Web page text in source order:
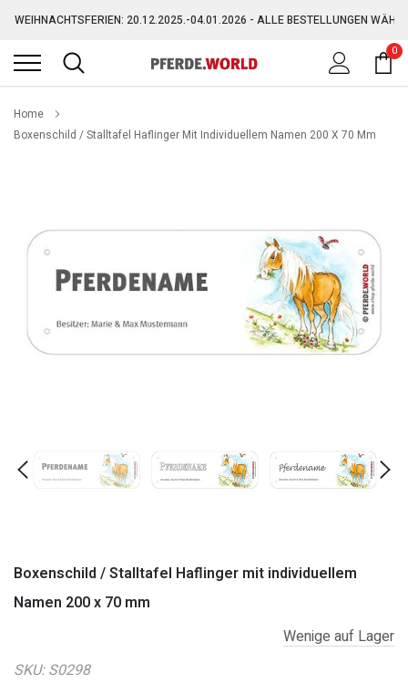
zum
Inhalt
WEIHNACHTSFERIEN: 20.12.2025.-04.01.2026 - ALLE BESTELLUNGEN
GRATIS VERSAND AB 150,-€ (AUSGENOMMEN SPERRGUT)
0
Home
Boxenschild / Stalltafel Haflinger Mit Individuellem Namen 200 X 70 Mm
Boxenschild / Stalltafel Haflinger mit individuellem
Namen 200 x 70 mm
Wenige auf Lager
SKU: S0298